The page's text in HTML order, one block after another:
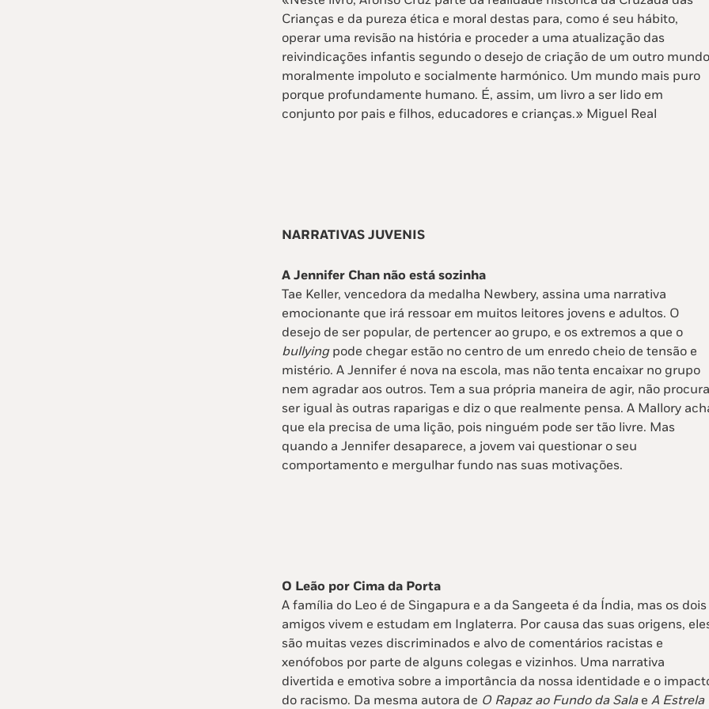
Crianças e da pureza ética e moral destas para, como é seu hábito,
operar uma revisão na história e proceder a uma atualização das
reivindicações infantis segundo o desejo de criação de um outro
moralmente impoluto e socialmente harmónico. Um mundo mais puro
porque profundamente humano. É, assim, um livro a ser lido em
conjunto por pais e filhos, educadores e crianças.» Miguel Real
NARRATIVAS JUVENIS
A Jennifer Chan não está sozinha
Tae Keller, vencedora da medalha Newbery, assina uma narrativa
emocionante que irá ressoar em muitos leitores jovens e adultos. O
desejo de ser popular, de pertencer ao grupo, e os extremos a que o
bullyingpode chegar estão no centro de um enredo cheio de tensão e
mistério. A Jennifer é nova na escola, mas não tenta encaixar no grupo
nem agradar aos outros. Tem a sua própria maneira de agir, não procura
ser igual às outras raparigas e diz o que realmente pensa. A Mallory
que ela precisa de uma lição, pois ninguém pode ser tão livre. Mas
quando a Jennifer desaparece, a jovem vai questionar o seu
comportamento e mergulhar fundo nas suas motivações.
O Leão por Cima da Porta
A família do Leo é de Singapura e a da Sangeeta é da Índia, mas os dois
amigos vivem e estudam em Inglaterra. Por causa das suas origens,
são muitas vezes discriminados e alvo de comentários racistas e
xenófobos por parte de alguns colegas e vizinhos. Uma narrativa
divertida e emotiva sobre a importância da nossa identidade e o
do racismo. Da mesma autora de O Rapaz ao Fundo da Salae A Estrela